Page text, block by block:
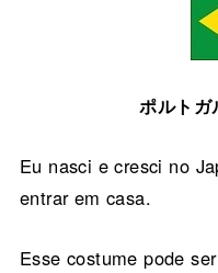
ポルト
Eu nasci e cresci no
entrar em casa.
Esse costume pode